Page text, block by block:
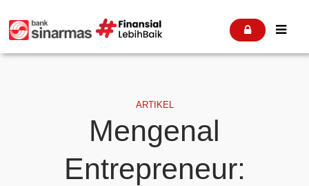
 
ARTIKEL
Mengenal
Entrepreneur: